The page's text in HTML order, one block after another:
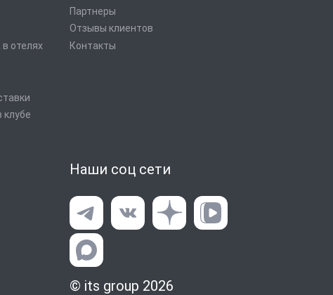
отелях
Партнеры
Отзывы клиентов
Контакты
Наши соц сети
© its group 2026